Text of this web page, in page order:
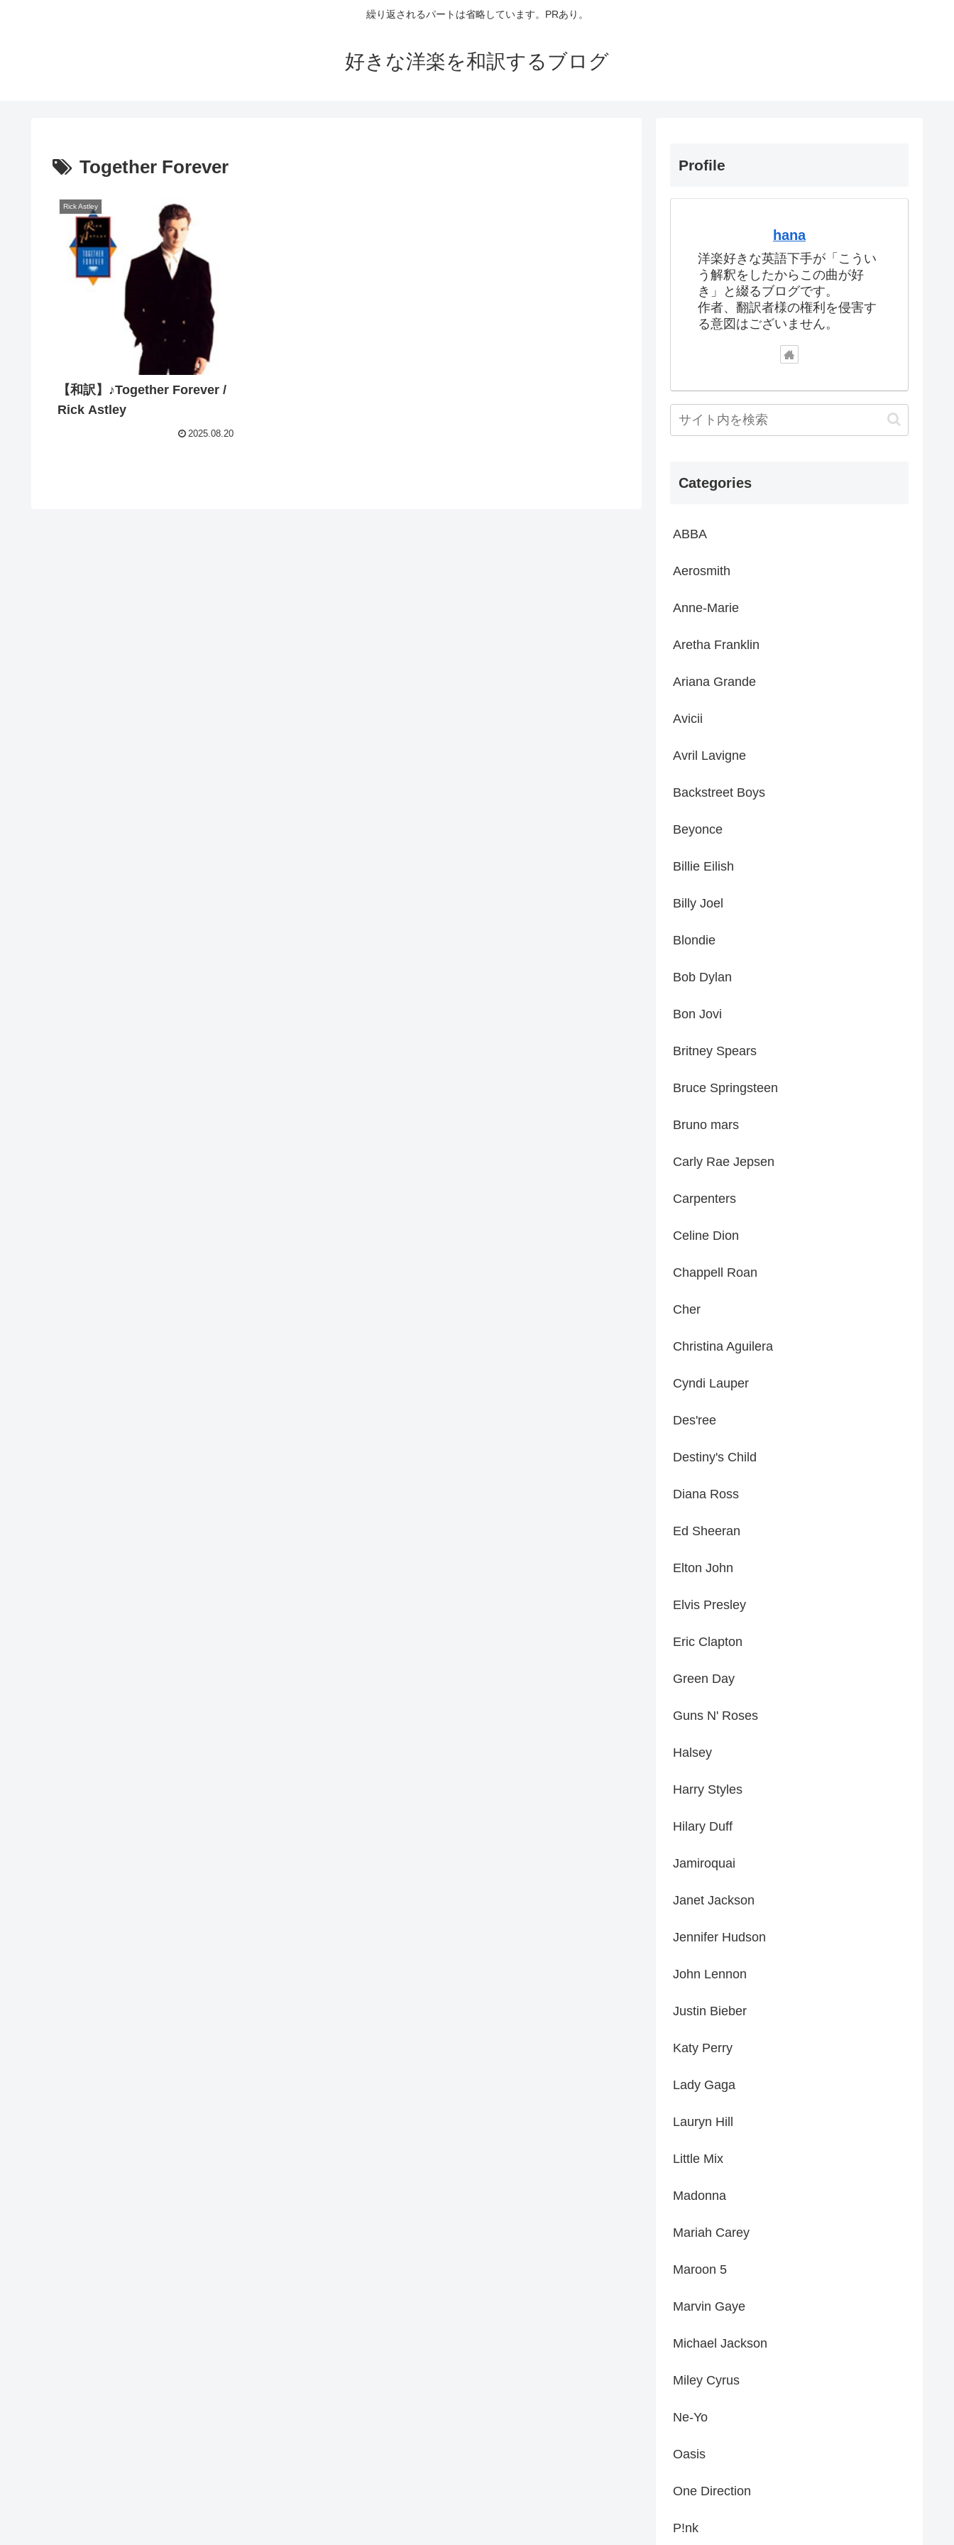
繰り返されるパートは省略しています。PRあり。
好きな洋楽を和訳するブログ
Together Forever
Rick Astley
【和訳】♪Together Forever /
Rick Astley
2025.08.20
Profile
hana
洋楽好きな英語下手が「こうい
う解釈をしたからこの曲が好
き」と綴るブログです。
作者、翻訳者様の権利を侵害す
る意図はございません。
Categories
ABBA
Aerosmith
Anne-Marie
Aretha Franklin
Ariana Grande
Avicii
Avril Lavigne
Backstreet Boys
Beyonce
Billie Eilish
Billy Joel
Blondie
Bob Dylan
Bon Jovi
Britney Spears
Bruce Springsteen
Bruno mars
Carly Rae Jepsen
Carpenters
Celine Dion
Chappell Roan
Cher
Christina Aguilera
Cyndi Lauper
Des'ree
Destiny's Child
Diana Ross
Ed Sheeran
Elton John
Elvis Presley
Eric Clapton
Green Day
Guns N' Roses
Halsey
Harry Styles
Hilary Duff
Jamiroquai
Janet Jackson
Jennifer Hudson
John Lennon
Justin Bieber
Katy Perry
Lady Gaga
Lauryn Hill
Little Mix
Madonna
Mariah Carey
Maroon 5
Marvin Gaye
Michael Jackson
Miley Cyrus
Ne-Yo
Oasis
One Direction
P!nk